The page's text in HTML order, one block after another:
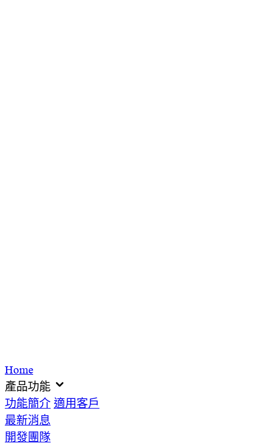
Home
產品功能
功能簡介 適用客戶
最新消息
開發團隊